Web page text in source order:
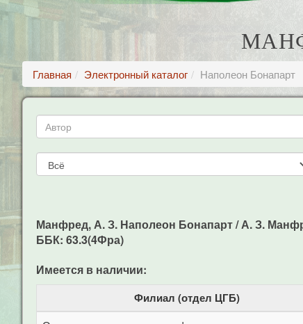
Главная Электронный каталог Наполеон Бонапарт
Манфред, А. З. Наполеон Бонапарт / А. З.
ББК: 63.3(4Фра)
Имеется в наличии:
Филиал (отдел ЦГБ)